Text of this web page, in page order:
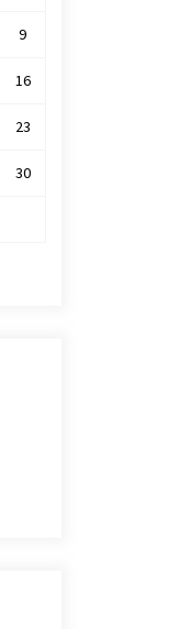
9
16
23
30